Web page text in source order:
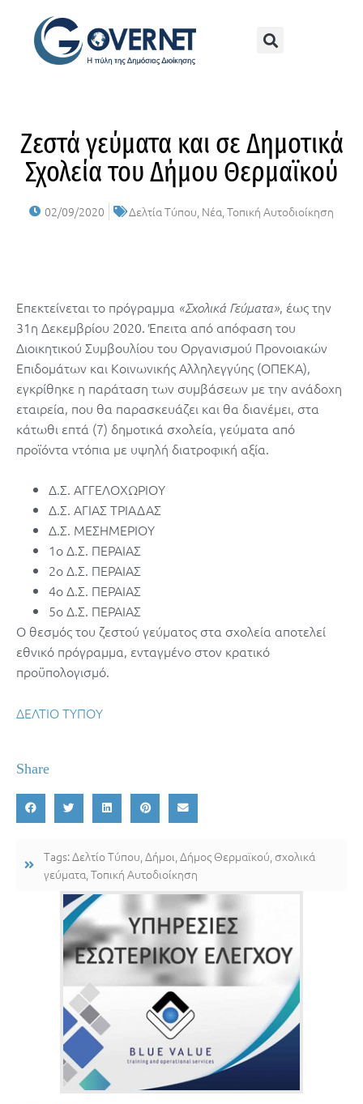
Ζεστά γεύματα και σε Δημοτικά
Σχολεία του Δήμου Θερμαϊκού
02/09/2020 Δελτία Τύπου Νέα Τοπική Αυτοδιοίκηση
Επεκτείνεται το πρόγραμμα «Σχολικά Γεύματα», έως την
31η Δεκεμβρίου 2020. Έπειτα από απόφαση του
Διοικητικού Συμβουλίου του Οργανισμού Προνοιακών
Επιδομάτων και Κοινωνικής Αλληλεγγύης (ΟΠΕKΑ),
εγκρίθηκε η παράταση των συμβάσεων με την ανάδοχη
εταιρεία, που θα παρασκευάζει και θα διανέμει, στα
κάτωθι επτά (7) δημοτικά σχολεία, γεύματα από
προϊόντα ντόπια με υψηλή διατροφική αξία.
Δ.Σ. ΑΓΓΕΛΟΧΩΡΙΟΥ
Δ.Σ. ΑΓΙΑΣ ΤΡΙΑΔΑΣ
Δ.Σ. ΜΕΣΗΜΕΡΙΟΥ
1ο Δ.Σ. ΠΕΡΑΙΑΣ
2ο Δ.Σ. ΠΕΡΑΙΑΣ
4ο Δ.Σ. ΠΕΡΑΙΑΣ
5ο Δ.Σ. ΠΕΡΑΙΑΣ
Ο θεσμός του ζεστού γεύματος στα σχολεία αποτελεί
εθνικό πρόγραμμα, ενταγμένο στον κρατικό
προϋπολογισμό.
ΔΕΛΤΙΟ ΤΥΠΟΥ
Share
Tags:Δελτίο Τύπου Δήμοι Δήμος Θερμαϊκού σχολικά
γεύματα Τοπική Αυτοδιοίκηση